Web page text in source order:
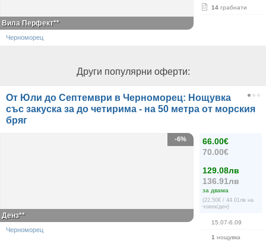
14 грабнати
Вила Перфект**
Черноморец
Други популярни оферти:
От Юли до Септември в Черноморец: Нощувка
със закуска за до четирима - на 50 метра от морския
бряг
66.00€
70.00€
129.08лв
136.91лв
за двама
(22.50€ / 44.01лв на
човек/ден)
15.07-6.09
1 нощувка
-6%
Денз**
Черноморец